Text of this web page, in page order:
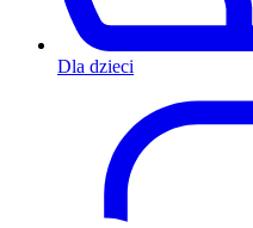
Dla dzieci